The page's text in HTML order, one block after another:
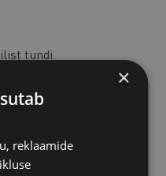
tundi.
Tööstuskoda, AS
×
reklaamide